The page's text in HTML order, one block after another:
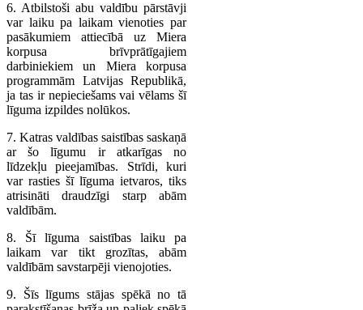
6. Atbilstoši abu valdību pārstāvji
var laiku pa laikam vienoties par
pasākumiem attiecībā uz Miera
korpusa brīvprātīgajiem
darbiniekiem un Miera korpusa
programmām Latvijas Republikā,
ja tas ir nepieciešams vai vēlams šī
līguma izpildes nolūkos.
7. Katras valdības saistības saskaņā
ar šo līgumu ir atkarīgas no
līdzekļu pieejamības. Strīdi, kuri
var rasties šī līguma ietvaros, tiks
atrisināti draudzīgi starp abām
valdībām.
8. Šī līguma saistības laiku pa
laikam var tikt grozītas, abām
valdībām savstarpēji vienojoties.
9. Šīs līgums stājas spēkā no tā